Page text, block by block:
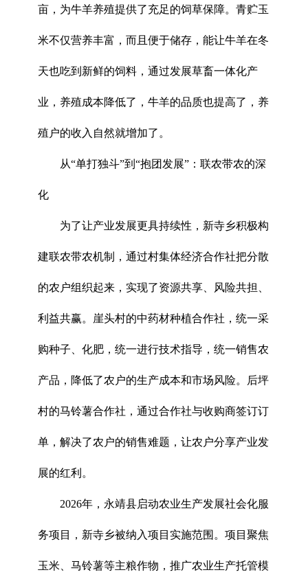
亩，为牛羊养殖提供了充足的饲草保障。青贮玉
米不仅营养丰富，而且便于储存，能让牛羊在冬
天也吃到新鲜的饲料，通过发展草畜一体化产
业，养殖成本降低了，牛羊的品质也提高了，养
殖户的收入自然就增加了。
从“单打独斗”到“抱团发展”：联农带农的深
化
为了让产业发展更具持续性，新寺乡积极构
建联农带农机制，通过村集体经济合作社把分散
的农户组织起来，实现了资源共享、风险共担、
利益共赢。崖头村的中药材种植合作社，统一采
购种子、化肥，统一进行技术指导，统一销售农
产品，降低了农户的生产成本和市场风险。后坪
村的马铃薯合作社，通过合作社与收购商签订订
单，解决了农户的销售难题，让农户分享产业发
展的红利。
2026年，永靖县启动农业生产发展社会化服
务项目，新寺乡被纳入项目实施范围。项目聚焦
玉米、马铃薯等主粮作物，推广农业生产托管模